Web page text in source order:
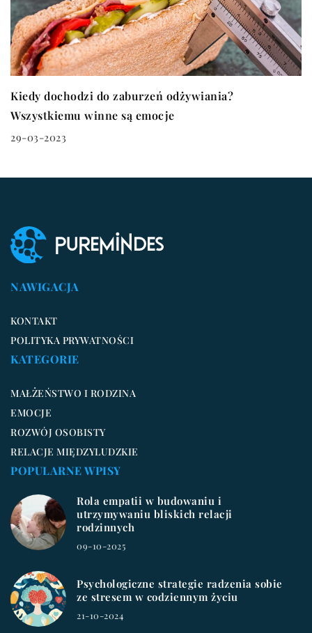
Kiedy dochodzi do zaburzeń odżywiania?
Wszystkiemu winne są emocje
29-03-2023
NAWIGACJA
KONTAKT
POLITYKA PRYWATNOŚCI
KATEGORIE
MAŁŻEŃSTWO I RODZINA
EMOCJE
ROZWÓJ OSOBISTY
RELACJE MIĘDZYLUDZKIE
POPULARNE WPISY
Rola empatii w budowaniu i
utrzymywaniu bliskich relacji
rodzinnych
09-10-2025
Psychologiczne strategie radzenia sobie
ze stresem w codziennym życiu
21-10-2024